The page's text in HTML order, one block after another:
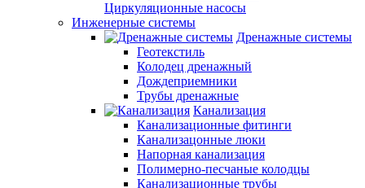
Циркуляционные насосы
Инженерные системы
Дренажные системы
Геотекстиль
Колодец дренажный
Дождеприемники
Трубы дренажные
Канализация
Канализационные фитинги
Канализацонные люки
Напорная канализация
Полимерно-песчаные колодцы
Канализационные трубы